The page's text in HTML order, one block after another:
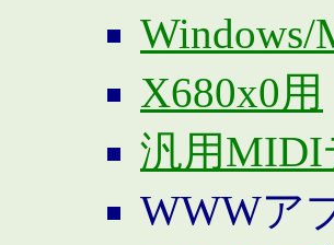
Windows/
X680x0用
汎用MIDI
WWWア